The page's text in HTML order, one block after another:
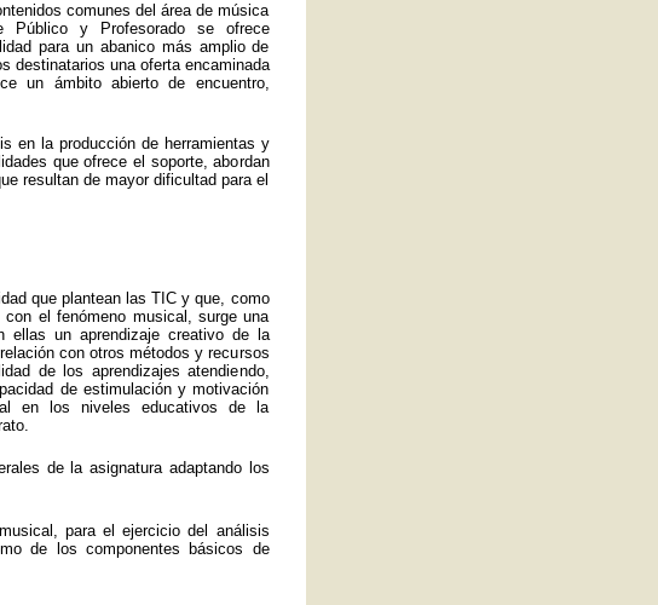
comunes del área de música
Público y Profesorado se ofrece
para un abanico más amplio de
destinatarios una oferta encaminada
un ámbito abierto de encuentro,
en la producción de herramientas y
que ofrece el soporte, abordan
resultan de mayor dificultad para el
que plantean las TIC y que, como
el fenómeno musical, surge una
ellas un aprendizaje creativo de la
con otros métodos y recursos
de los aprendizajes atendiendo,
de estimulación y motivación
en los niveles educativos de la
de la asignatura adaptando los
para el ejercicio del análisis
de los componentes básicos de